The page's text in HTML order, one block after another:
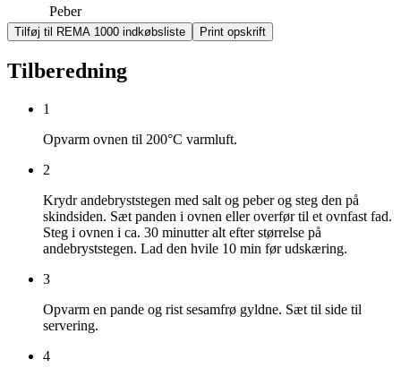
Peber
Tilføj til REMA 1000 indkøbsliste Print opskrift
Tilberedning
1
Opvarm ovnen til 200°C varmluft.
2
Krydr andebryststegen med salt og peber og steg den på
skindsiden. Sæt panden i ovnen eller overfør til et ovnfast fad.
Steg i ovnen i ca. 30 minutter alt efter størrelse på
andebryststegen. Lad den hvile 10 min før udskæring.
3
Opvarm en pande og rist sesamfrø gyldne. Sæt til side til
servering.
4